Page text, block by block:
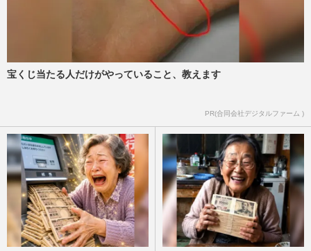
宝くじ当たる人だけがやっていること、教えます
PR(合同会社デジタルファーム )